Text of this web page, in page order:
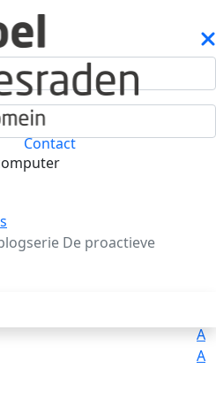
Contact
De proactieve
A
A